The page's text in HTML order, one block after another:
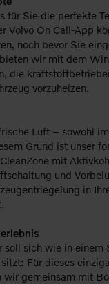
für Sie die perfekte
Volvo On Call-App
noch bevor Sie
wir mit dem
die
vorzuheizen.
Luft – sowohl
Grund ist unser
mit
und
in
soll sich wie in einem
Für dieses
wir gemeinsam mit